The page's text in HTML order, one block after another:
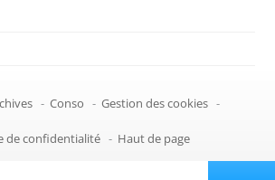
- Conso - Gestion des cookies -
de confidentialité - Haut de page